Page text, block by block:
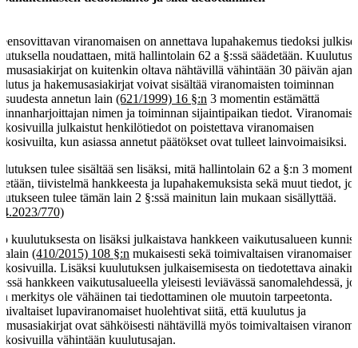
viranomaisen on annettava lupahakemus tiedoksi
noudattaen, mitä hallintolain 62 a §:ssä säädetään. Kuulutus
on kuitenkin oltava nähtävillä vähintään 30 päivän ajan.
ja hakemusasiakirjat voivat sisältää viranomaisten toiminnan
annetun lain (621/1999) 16 §:n 3 momentin estämättä
nimen ja toiminnan sijaintipaikan tiedot.
julkaistut henkilötiedot on poistettava viranomaisen
kun asiassa annetut päätökset ovat tulleet lainvoimaisiksi.
tulee sisältää sen lisäksi, mitä hallintolain 62 a §:n 3
tiivistelmä hankkeesta ja lupahakemuksista sekä muut tiedot,
tulee tämän lain 2 §:ssä mainitun lain mukaan sisällyttää.
770)
kuulutuksesta on lisäksi julkaistava hankkeen vaikutusalueen
(410/2015) 108 §:n mukaisesti sekä toimivaltaisen viranomaisen
Lisäksi kuulutuksen julkaisemisesta on tiedotettava ainakin
hankkeen vaikutusalueella yleisesti leviävässä sanomalehdessä,
merkitys ole vähäinen tai tiedottaminen ole muutoin tarpeetonta.
lupaviranomaiset huolehtivat siitä, että kuulutus ja
ovat sähköisesti nähtävillä myös toimivaltaisen
vähintään kuulutusajan.